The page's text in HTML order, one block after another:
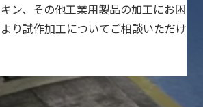
ン、その他工業用製品の加工にお困
り試作加工についてご相談いただけ